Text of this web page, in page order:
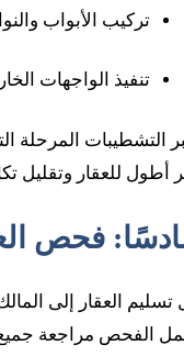
تركيب الأبواب
تنفيذ الواجهات
التشطيبات المرحلة
أطول للعقار وتقليل
فحص
تسليم العقار إلى
الفحص مراجعة جميع